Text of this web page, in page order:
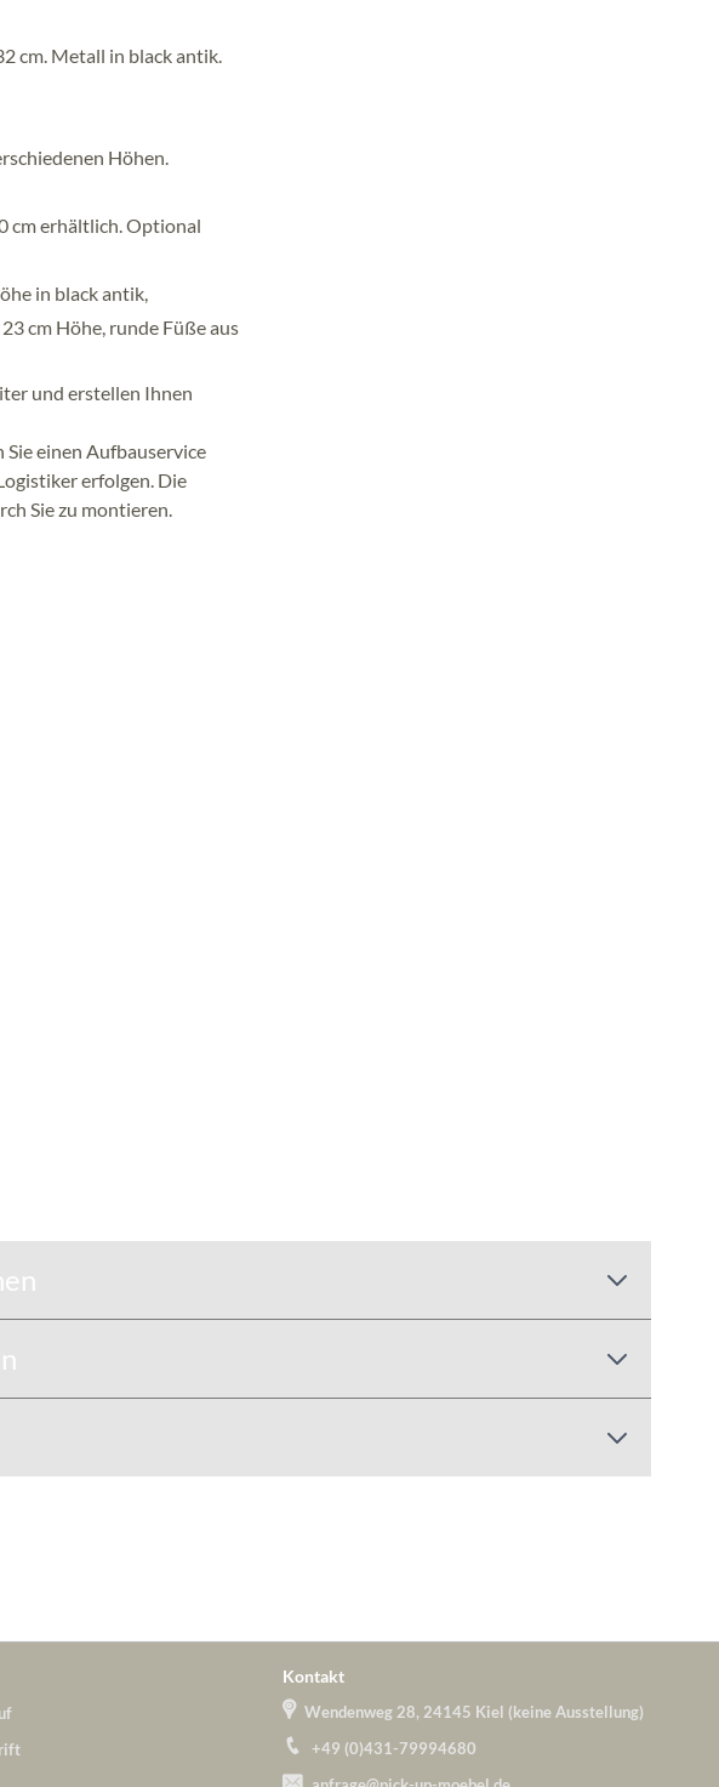
cm. Metall in black antik.
Höhen.
cm erhältlich. Optional
in black antik,
cm Höhe, runde Füße aus
und erstellen Ihnen
einen Aufbauservice
erfolgen. Die
Sie zu montieren.
Kontakt
Wendenweg 28, 24145 Kiel (keine Ausstellung)
+49 (0)431-79994680